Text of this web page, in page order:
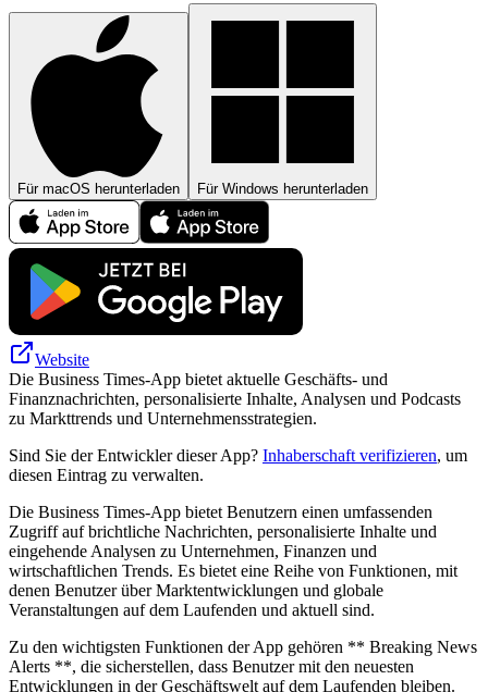
Für macOS herunterladen Für Windows herunterladen
Website
Die Business Times-App bietet aktuelle Geschäfts- und
Finanznachrichten, personalisierte Inhalte, Analysen und Podcasts
zu Markttrends und Unternehmensstrategien.
Sind Sie der Entwickler dieser App? Inhaberschaft verifizieren, um
diesen Eintrag zu verwalten.
Die Business Times-App bietet Benutzern einen umfassenden
Zugriff auf brichtliche Nachrichten, personalisierte Inhalte und
eingehende Analysen zu Unternehmen, Finanzen und
wirtschaftlichen Trends. Es bietet eine Reihe von Funktionen, mit
denen Benutzer über Marktentwicklungen und globale
Veranstaltungen auf dem Laufenden und aktuell sind.
Zu den wichtigsten Funktionen der App gehören ** Breaking News
Alerts **, die sicherstellen, dass Benutzer mit den neuesten
Entwicklungen in der Geschäftswelt auf dem Laufenden bleiben.